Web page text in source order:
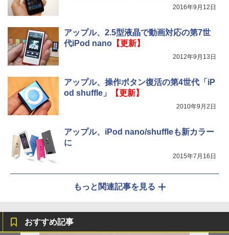
2016年9月12日
アップル、2.5型液晶で動画対応の第7世
代iPod nano【更新】
2012年9月13日
アップル、操作ボタン復活の第4世代「iP
od shuffle」
【更新】
2010年9月2日
アップル、iPod nano/shuffleも新カラー
に
2015年7月16日
もっと関連記事を見る
おすすめ記事